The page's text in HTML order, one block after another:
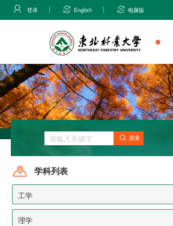
登录 English 电脑版
搜索
学科列表
工学
理学